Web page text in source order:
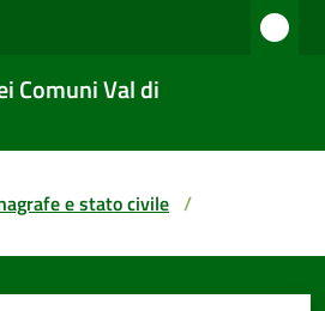
Comuni Val di
e stato civile /